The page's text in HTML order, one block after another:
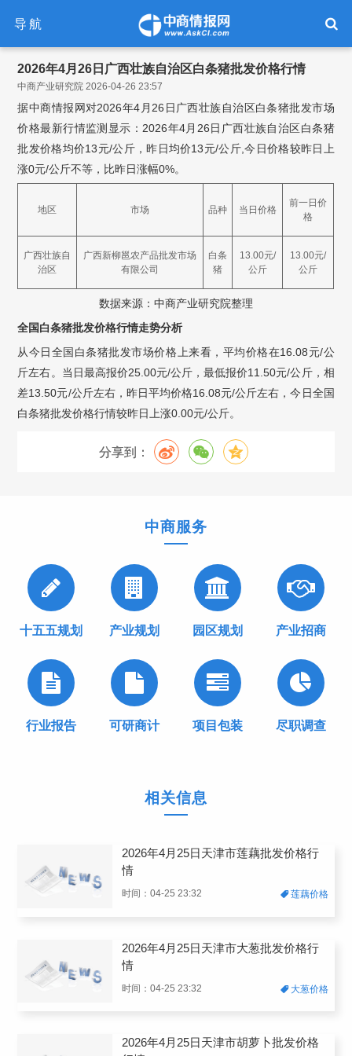
导航
2026年4月26日广西壮族自治区白条猪批发价格行情
中商产业研究院 2026-04-26 23:57
据中商情报网对2026年4月26日广西壮族自治区白条猪批发市场
价格最新行情监测显示：2026年4月26日广西壮族自治区白条猪
批发价格均价13元/公斤，昨日均价13元/公斤,今日价格较昨日上
涨0元/公斤不等，比昨日涨幅0%。
地区 市场 品种 当日价格
前一日价
格
广西壮族自
治区
广西新柳邕农产品批发市场
有限公司
白条
猪
13.00元/
公斤
13.00元/
公斤
数据来源：中商产业研究院整理
全国白条猪批发价格行情走势分析
从今日全国白条猪批发市场价格上来看，平均价格在16.08元/公
斤左右。当日最高报价25.00元/公斤，最低报价11.50元/公斤，相
差13.50元/公斤左右，昨日平均价格16.08元/公斤左右，今日全国
白条猪批发价格行情较昨日上涨0.00元/公斤。
分享到：
中商服务
十五五规划 产业规划 园区规划 产业招商
行业报告 可研商计 项目包装 尽职调查
相关信息
2026年4月25日天津市莲藕批发价格行
情
时间：04-25 23:32 莲藕价格
2026年4月25日天津市大葱批发价格行
情
时间：04-25 23:32 大葱价格
2026年4月25日天津市胡萝卜批发价格